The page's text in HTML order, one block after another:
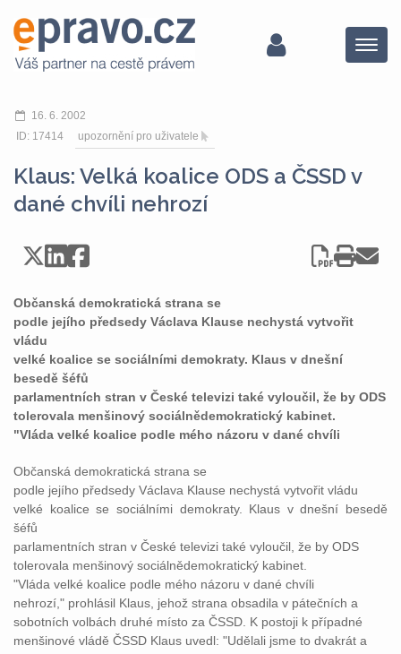
Menu
16. 6. 2002
ID: 17414
upozornění pro uživatele
Klaus: Velká koalice ODS a ČSSD v
dané chvíli nehrozí
Občanská demokratická strana se
podle jejího předsedy Václava Klause nechystá vytvořit
vládu
velké koalice se sociálními demokraty. Klaus v dnešní
besedě šéfů
parlamentních stran v České televizi také vyloučil, že by ODS
tolerovala menšinový sociálnědemokratický kabinet.
"Vláda velké koalice podle mého názoru v dané chvíli
Občanská demokratická strana se
podle jejího předsedy Václava Klause nechystá vytvořit vládu
velké koalice se sociálními demokraty. Klaus v dnešní besedě
šéfů
parlamentních stran v České televizi také vyloučil, že by ODS
tolerovala menšinový sociálnědemokratický kabinet.
"Vláda velké koalice podle mého názoru v dané chvíli
nehrozí," prohlásil Klaus, jehož strana obsadila v pátečních a
sobotních volbách druhé místo za ČSSD. K postoji k případné
menšinové vládě ČSSD Klaus uvedl: "Udělali jsme to dvakrát a